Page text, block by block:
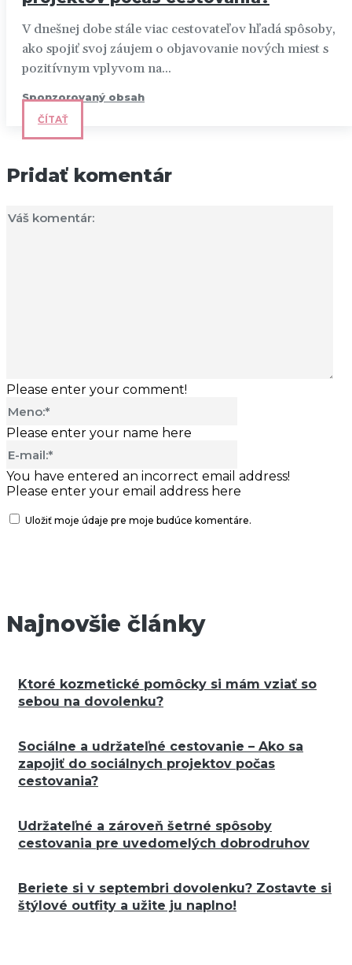
V dnešnej dobe stále viac cestovateľov hľadá spôsoby,
ako spojiť svoj záujem o objavovanie nových miest s
pozitívnym vplyvom na...
Sponzorovaný obsah
ČÍTAŤ
Pridať komentár
Please enter your comment!
Please enter your name here
You have entered an incorrect email address!
Please enter your email address here
Uložiť moje údaje pre moje budúce komentáre.
Najnovšie články
Ktoré kozmetické pomôcky si mám vziať so
sebou na dovolenku?
Sociálne a udržateľné cestovanie – Ako sa
zapojiť do sociálnych projektov počas
cestovania?
Udržateľné a zároveň šetrné spôsoby
cestovania pre uvedomelých dobrodruhov
Beriete si v septembri dovolenku? Zostavte si
štýlové outfity a užite ju naplno!